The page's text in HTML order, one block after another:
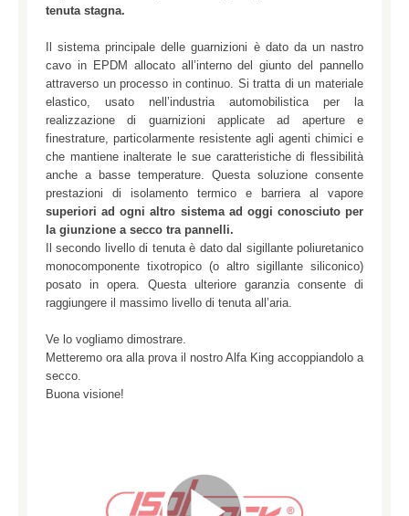
tenuta stagna.
Il sistema principale delle guarnizioni è dato da un nastro
cavo in EPDM allocato all’interno del giunto del pannello
attraverso un processo in continuo. Si tratta di un materiale
elastico, usato nell’industria automobilistica per la
realizzazione di guarnizioni applicate ad aperture e
finestrature, particolarmente resistente agli agenti chimici e
che mantiene inalterate le sue caratteristiche di flessibilità
anche a basse temperature. Questa soluzione consente
prestazioni di isolamento termico e barriera al vapore
superiori ad ogni altro sistema ad oggi conosciuto per
la giunzione a secco tra pannelli.
Il secondo livello di tenuta è dato dal sigillante poliuretanico
monocomponente tixotropico (o altro sigillante siliconico)
posato in opera. Questa ulteriore garanzia consente di
raggiungere il massimo livello di tenuta all’aria.
Ve lo vogliamo dimostrare.
Metteremo ora alla prova il nostro Alfa King accoppiandolo a
secco.
Buona visione!